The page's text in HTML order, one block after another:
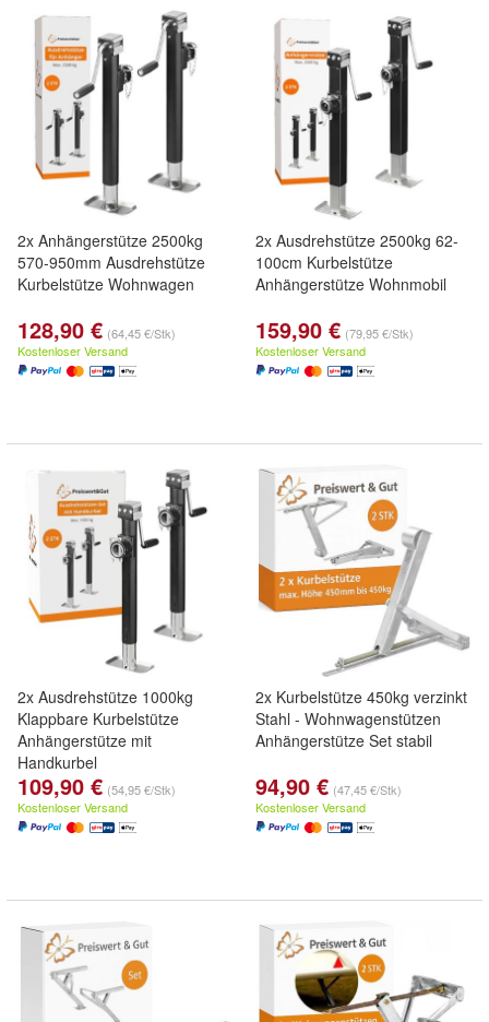
2x Anhängerstütze 2500kg
570-950mm Ausdrehstütze
Kurbelstütze Wohnwagen
128,90 € (64,45 €/Stk)
Kostenloser Versand
2x Ausdrehstütze 2500kg 62-
100cm Kurbelstütze
Anhängerstütze Wohnmobil
159,90 € (79,95 €/Stk)
Kostenloser Versand
2x Ausdrehstütze 1000kg
Klappbare Kurbelstütze
Anhängerstütze mit
Handkurbel
109,90 € (54,95 €/Stk)
Kostenloser Versand
2x Kurbelstütze 450kg verzinkt
Stahl - Wohnwagenstützen
Anhängerstütze Set stabil
94,90 € (47,45 €/Stk)
Kostenloser Versand